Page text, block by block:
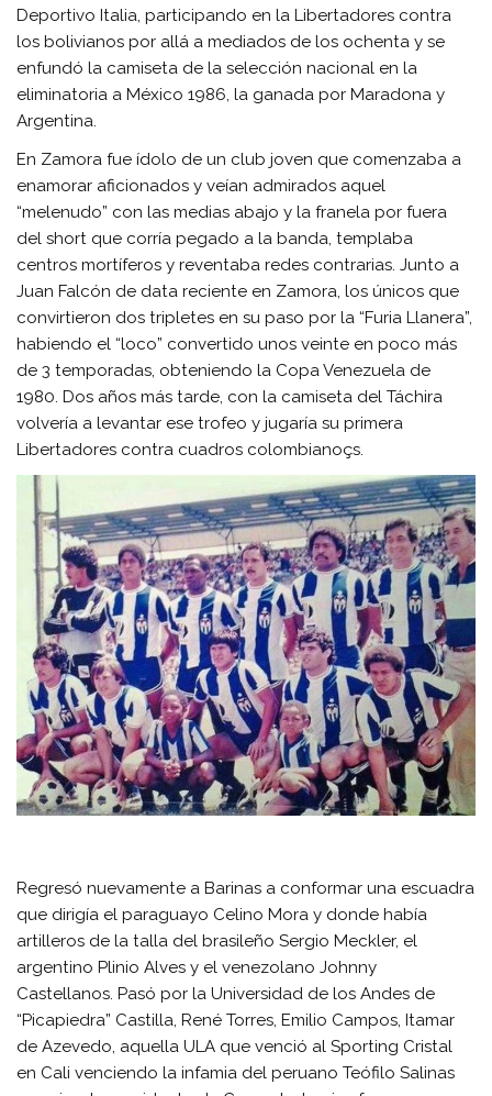
Deportivo Italia, participando en la Libertadores contra
los bolivianos por allá a mediados de los ochenta y se
enfundó la camiseta de la selección nacional en la
eliminatoria a México 1986, la ganada por Maradona y
Argentina.
En Zamora fue ídolo de un club joven que comenzaba a
enamorar aficionados y veían admirados aquel
“melenudo” con las medias abajo y la franela por fuera
del short que corría pegado a la banda, templaba
centros mortíferos y reventaba redes contrarias. Junto a
Juan Falcón de data reciente en Zamora, los únicos que
convirtieron dos tripletes en su paso por la “Furia Llanera”,
habiendo el “loco” convertido unos veinte en poco más
de 3 temporadas, obteniendo la Copa Venezuela de
1980. Dos años más tarde, con la camiseta del Táchira
volvería a levantar ese trofeo y jugaría su primera
Libertadores contra cuadros colombianoçs.
Regresó nuevamente a Barinas a conformar una escuadra
que dirigía el paraguayo Celino Mora y donde había
artilleros de la talla del brasileño Sergio Meckler, el
argentino Plinio Alves y el venezolano Johnny
Castellanos. Pasó por la Universidad de los Andes de
“Picapiedra” Castilla, René Torres, Emilio Campos, Itamar
de Azevedo, aquella ULA que venció al Sporting Cristal
en Cali venciendo la infamia del peruano Teófilo Salinas